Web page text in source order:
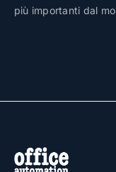
più importanti dal